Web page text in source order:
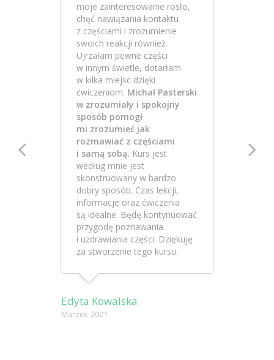
moje zainteresowanie rosło,
chęć nawiązania kontaktu
z częściami i zrozumienie
swoich reakcji również.
Ujrzałam pewne części
w innym świetle, dotarłam
w kilka miejsc dzięki
ćwiczeniom. Michał Pasterski
w zrozumiały i spokojny
sposób pomogł
mi zrozumieć jak
rozmawiać z częściami
i samą sobą. Kurs jest
według mnie jest
skonstruowany w bardzo
dobry sposób. Czas lekcji,
informacje oraz ćwiczenia
są idealne. Będę kontynuować
przygodę poznawania
i uzdrawiania części. Dziękuję
za stworzenie tego kursu.
Edyta Kowalska
Marzec 2021
 